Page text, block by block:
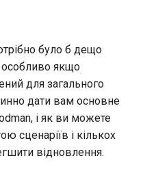
було б дещо
особливо якщо
для загального
дати вам основне
і як ви можете
сценаріїв і кількох
відновлення.